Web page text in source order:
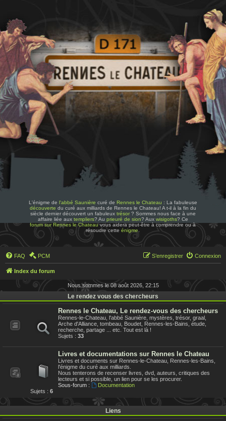
L'énigme de l'abbé Saunière curé de Rennes le Chateau : La fabuleuse
découverte du curé aux milliards de Rennes le Chateau! A t-il à la fin du
siècle dernier découvert un fabuleux trésor? Sommes nous face à une
affaire liée aux templiers? Au prieuré de sion? Aux wisigoths? Ce
forum sur Rennes le Chateauvous aidera peut-être à comprendre ou à
résoudre cetteénigme
FAQ PCM Connexion
S’enregistrer
Index du forum
Nous sommes le 08 août 2026, 22:15
Le rendez vous des chercheurs
Rennes le Chateau, Le rendez-vous des chercheurs
Rennes-le-Chateau, l'abbé Saunière, mystères, trésor, graal,
Arche d'Alliance, tombeau, Boudet, Rennes-les-Bains, étude,
recherche, partage ... etc. Tout est là !
Sujets : 33
Livres et documentations sur Rennes le Chateau
Livres et documents sur Rennes-le-Chateau, Rennes-les-Bains,
l'énigme du curé aux milliards.
Nous tenterons de recenser livres, dvd, auteurs, critiques des
lecteurs et si possible, un lien pour se les procurer.
Sous-forum :
Documentation
Sujets : 6
Liens